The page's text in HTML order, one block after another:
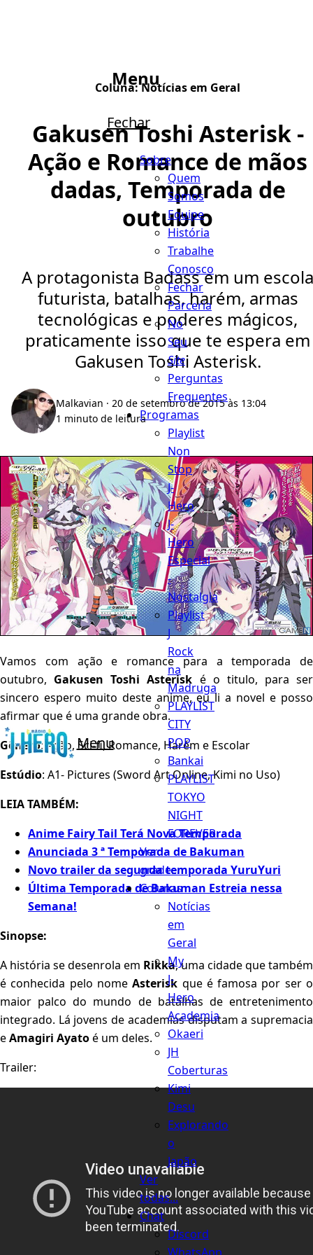
Menu
Menu
Fechar
Sobre
Quem
Somos
Equipe
História
Trabalhe
Conosco
Fechar
Parceria
No
Seu
Site
Perguntas
Frequentes
Programas
Playlist
Non
Stop
J-
Hero
J-
Hero
Especial
-
Nostalgia
Playlist
J
Rock
na
Madruga
PLAYLIST
CITY
POP
Bankai
PLAYLIST
TOKYO
NIGHT
FOREVER
Ver
grade...
Colunas
Notícias
em
Geral
My
J-
Hero
Academia
Okaeri
JH
Coberturas
Kimi
Desu
Explorando
o
Japão
Ver
todas...
Chat
Discord
Coluna:Notícias em Geral
Gakusen Toshi Asterisk -
Ação e Romance de mãos
dadas, Temporada de
outubro
A protagonista Badass em um escola
futurista, batalhas, harém, armas
tecnológicas e poderes mágicos,
praticamente isso que te espera em
Gakusen Toshi Asterisk.
Malkavian · 20 de setembro de 2015 às 13:04
1 minuto de leitura
Vamos com ação e romance para a temporada de
outubro, Gakusen Toshi Asterisk é o titulo, para ser
sincero espero muito deste anime, eu li a novel e posso
afirmar que é uma grande obra.
Gênero: Ação, Sci-fi, Romance, Harém e Escolar
Estúdio: A1- Pictures (Sword Art Online, Kimi no Uso)
LEIA TAMBÉM:
Anime Fairy Tail Terá Nova Temporada
Anunciada 3 ª Temporada de Bakuman
Novo trailer da segunda temporada YuruYuri
Última Temporada de Bakuman Estreia nessa
Semana!
Sinopse:
A história se desenrola em Rikka, uma cidade que também
é conhecida pelo nomeAsterisk que é famosa por ser o
maior palco do mundo de batalhas de entretenimento
integrado. Lá jovens de academias disputam a supremacia
eAmagiri Ayatoé um deles.
Trailer: